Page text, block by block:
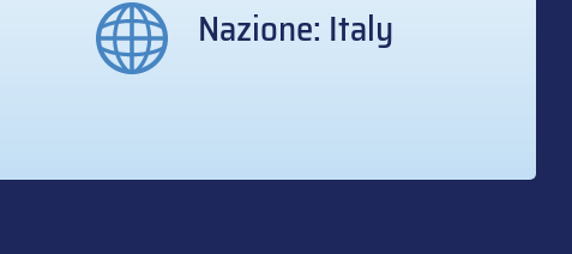
Nazione: Italy